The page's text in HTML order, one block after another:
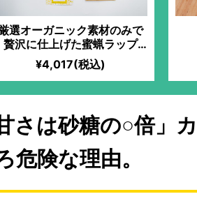
選オーガニック素材のみで
贅沢に仕上げた蜜蝋ラップ
（玉ねぎ）
¥4,017(税込)
甘さは砂糖の○倍」
危険な理由。